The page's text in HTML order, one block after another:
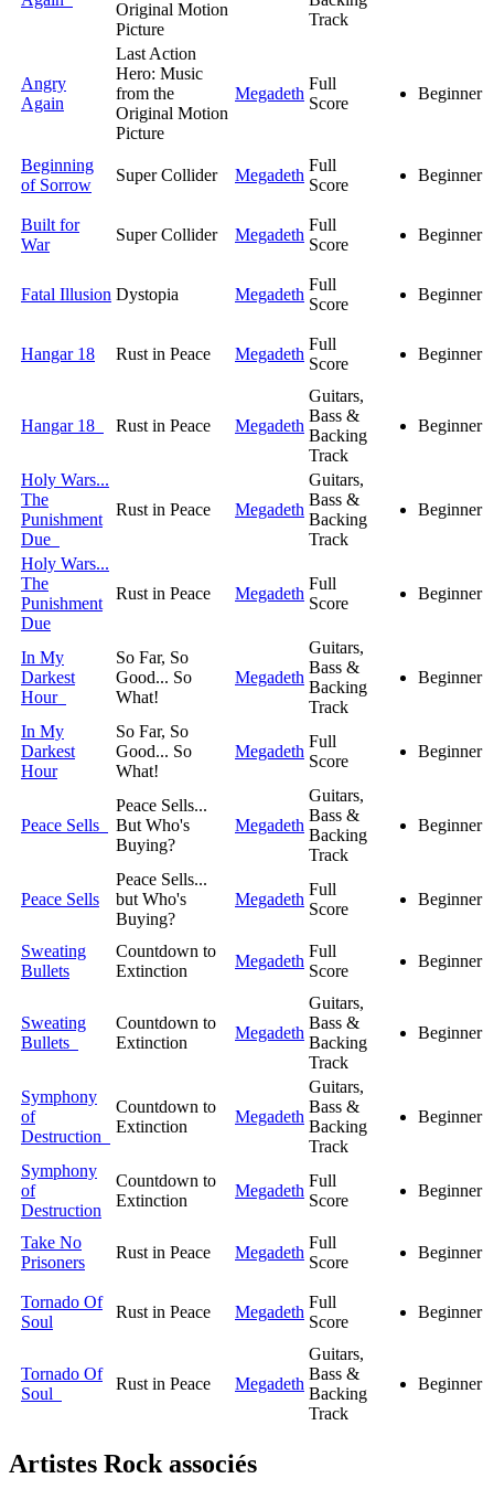
Original Motion
Picture
Track
Angry
Again
Last Action
Hero: Music
from the
Original Motion
Picture
Megadeth
Full
Score
Beginner
Beginning
of Sorrow
Super Collider Megadeth
Full
Score
Beginner
Built for
War
Super Collider Megadeth
Full
Score
Beginner
Fatal Illusion Dystopia Megadeth
Full
Score
Beginner
Hangar 18 Rust in Peace Megadeth
Full
Score
Beginner
Hangar 18 Rust in Peace Megadeth
Guitars,
Bass &
Backing
Track
Beginner
Holy Wars...
The
Punishment
Due
Rust in Peace Megadeth
Guitars,
Bass &
Backing
Track
Beginner
Holy Wars...
The
Punishment
Due
Rust in Peace Megadeth
Full
Score
Beginner
In My
Darkest
Hour
So Far, So
Good... So
What!
Megadeth
Guitars,
Bass &
Backing
Track
Beginner
In My
Darkest
Hour
So Far, So
Good... So
What!
Megadeth
Full
Score
Beginner
Peace Sells
Peace Sells...
But Who's
Buying?
Megadeth
Guitars,
Bass &
Backing
Track
Beginner
Peace Sells
Peace Sells...
but Who's
Buying?
Megadeth
Full
Score
Beginner
Sweating
Bullets
Countdown to
Extinction
Megadeth
Full
Score
Beginner
Sweating
Bullets
Countdown to
Extinction
Megadeth
Guitars,
Bass &
Backing
Track
Beginner
Symphony
of
Destruction
Countdown to
Extinction
Megadeth
Guitars,
Bass &
Backing
Track
Beginner
Symphony
of
Destruction
Countdown to
Extinction
Megadeth
Full
Score
Beginner
Take No
Prisoners
Rust in Peace Megadeth
Full
Score
Beginner
Tornado Of
Soul
Rust in Peace Megadeth
Full
Score
Beginner
Tornado Of
Soul
Rust in Peace Megadeth
Guitars,
Bass &
Backing
Track
Beginner
Artistes Rockassociés